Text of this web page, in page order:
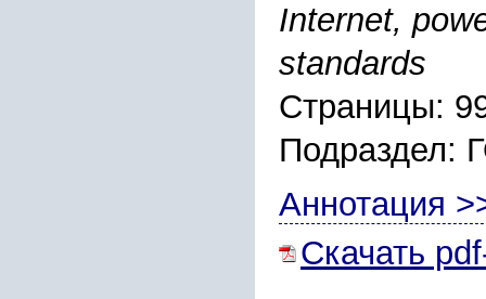
Internet,
standards
Страницы:
Аннотация
Скачать